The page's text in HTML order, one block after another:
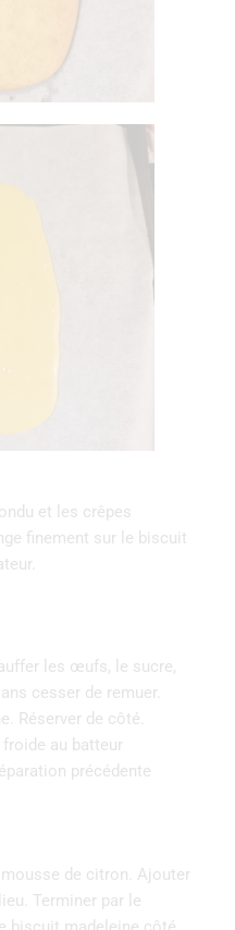
et les crêpes
finement sur le biscuit
les œufs, le sucre,
cesser de remuer.
Réserver de côté.
au batteur
précédente
de citron. Ajouter
Terminer par le